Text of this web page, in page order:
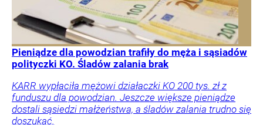
Pieniądze dla powodzian trafiły do męża i sąsiadów
polityczki KO. Śladów zalania brak
KARR wypłaciła mężowi działaczki KO 200 tys. zł z
funduszu dla powodzian. Jeszcze większe pieniądze
dostali sąsiedzi małżeństwa, a śladów zalania trudno się
doszukać.